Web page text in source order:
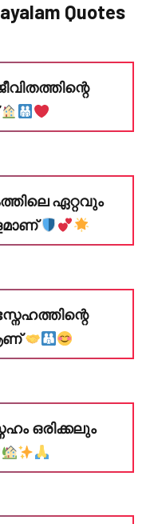
Quotes
ഏറ്റവും
ഒരിക്കലും